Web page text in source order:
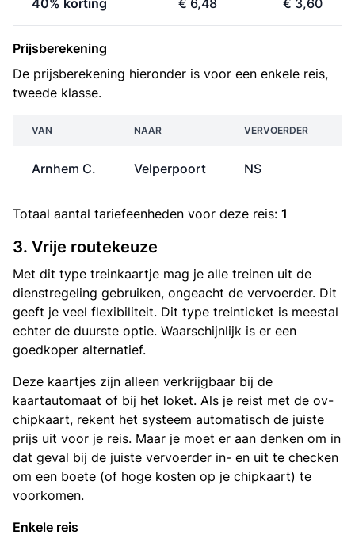
40% korting € 6,48 € 3,60
Prijsberekening
De prijsberekening hieronder is voor een enkele reis,
tweede klasse.
VAN NAAR VERVOERDER
Arnhem C. Velperpoort NS
Totaal aantal tariefeenheden voor deze reis: 1
3. Vrije routekeuze
Met dit type treinkaartje mag je alle treinen uit de
dienstregeling gebruiken, ongeacht de vervoerder. Dit
geeft je veel flexibiliteit. Dit type treinticket is meestal
echter de duurste optie. Waarschijnlijk is er een
goedkoper alternatief.
Deze kaartjes zijn alleen verkrijgbaar bij de
kaartautomaat of bij het loket. Als je reist met de ov-
chipkaart, rekent het systeem automatisch de juiste
prijs uit voor je reis. Maar je moet er aan denken om in
dat geval bij de juiste vervoerder in- en uit te checken
om een boete (of hoge kosten op je chipkaart) te
voorkomen.
Enkele reis